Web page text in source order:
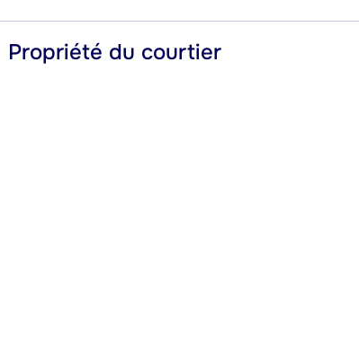
Propriété du courtier